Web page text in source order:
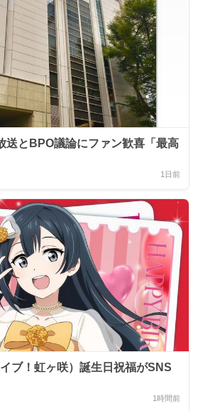
送とBPO議論にファン歓喜「最高
1日前
ブ！虹ヶ咲）誕生日祝福がSNS
1時間前